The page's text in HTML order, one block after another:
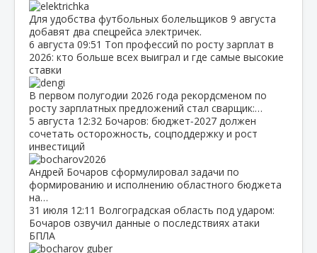
Для удобства футбольных болельщиков 9 августа
добавят два спецрейса электричек.
6 августа 09:51 Топ профессий по росту зарплат в
2026: кто больше всех выиграл и где самые высокие
ставки
В первом полугодии 2026 года рекордсменом по
росту зарплатных предложений стал сварщик:…
5 августа 12:32 Бочаров: бюджет‑2027 должен
сочетать осторожность, соцподдержку и рост
инвестиций
Андрей Бочаров сформулировал задачи по
формированию и исполнению областного бюджета
на…
31 июля 12:11 Волгоградская область под ударом:
Бочаров озвучил данные о последствиях атаки
БПЛА